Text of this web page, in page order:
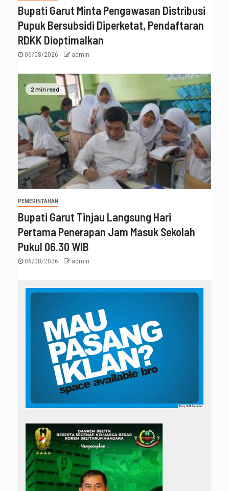
Bupati Garut Minta Pengawasan Distribusi
Pupuk Bersubsidi Diperketat, Pendaftaran
RDKK Dioptimalkan
06/08/2026 admin
2 min read
PEMERINTAHAN
Bupati Garut Tinjau Langsung Hari
Pertama Penerapan Jam Masuk Sekolah
Pukul 06.30 WIB
06/08/2026 admin